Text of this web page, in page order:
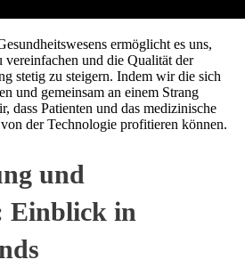
ermöglicht es uns,
vereinfachen und die Qualität der
stetig zu steigern. Indem wir die sich
und gemeinsam an einem Strang
dass Patienten und das medizinische
der Technologie profitieren können.
und
Einblick in